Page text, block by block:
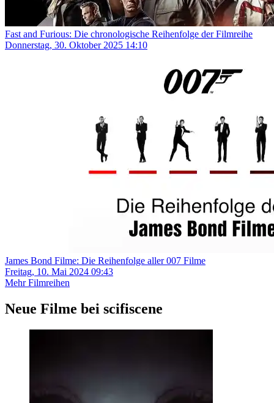
Fast and Furious: Die chronologische Reihenfolge der Filmreihe
Donnerstag, 30. Oktober 2025 14:10
James Bond Filme: Die Reihenfolge aller 007 Filme
Freitag, 10. Mai 2024 09:43
Mehr Filmreihen
Neue Filme bei scifiscene